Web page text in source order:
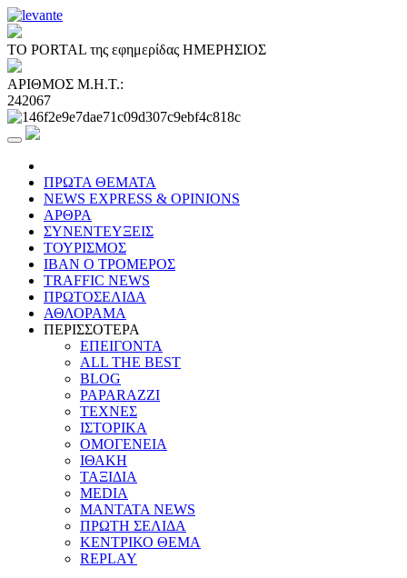
ΤΟ PORTAL της εφημερίδας ΗΜΕΡΗΣΙΟΣ
ΑΡΙΘΜΟΣ Μ.Η.Τ.:
242067
ΠΡΩΤΑ ΘΕΜΑΤΑ
NEWS EXPRESS & OPINIONS
ΑΡΘΡΑ
ΣΥΝΕΝΤΕΥΞΕΙΣ
ΤΟΥΡΙΣΜΟΣ
ΙΒΑΝ Ο ΤΡΟΜΕΡΟΣ
TRAFFIC NEWS
ΠΡΩΤΟΣΕΛΙΔΑ
ΑΘΛΟΡΑΜΑ
ΠΕΡΙΣΣΟΤΕΡΑ
ΕΠΕΙΓΟΝΤΑ
ALL THE BEST
BLOG
PAPARAZZI
ΤΕΧΝΕΣ
ΙΣΤΟΡΙΚΑ
ΟΜΟΓΕΝΕΙΑ
ΙΘΑΚΗ
ΤΑΞΙΔΙΑ
MEDIA
MANTATA NEWS
ΠΡΩΤΗ ΣΕΛΙΔΑ
ΚΕΝΤΡΙΚΟ ΘΕΜΑ
REPLAY